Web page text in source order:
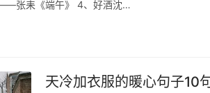
张耒《端午》 4、好酒沈…
天冷加衣服的暖心句子10